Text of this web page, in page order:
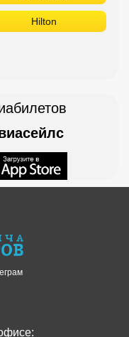
Hilton